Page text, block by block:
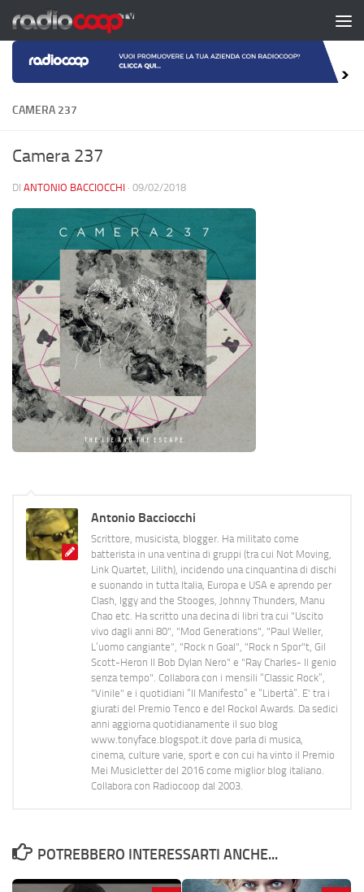
Salta al contenuto
CAMERA 237
Camera 237
DI ANTONIO BACCIOCCHI · 09/02/2018
Antonio Bacciocchi
Scrittore, musicista, blogger. Ha militato come
batterista in una ventina di gruppi (tra cui Not Moving,
Link Quartet, Lilith), incidendo una cinquantina di dischi
e suonando in tutta Italia, Europa e USA e aprendo per
Clash, Iggy and the Stooges, Johnny Thunders, Manu
Chao etc. Ha scritto una decina di libri tra cui "Uscito
vivo dagli anni 80", "Mod Generations", "Paul Weller,
L’uomo cangiante", "Rock n Goal", "Rock n Spor"t, Gil
Scott-Heron Il Bob Dylan Nero" e "Ray Charles- Il genio
senza tempo". Collabora con i mensili “Classic Rock”,
"Vinile" e i quotidiani “Il Manifesto” e “Libertà”. E' tra i
giurati del Premio Tenco e del Rockol Awards. Da sedici
anni aggiorna quotidianamente il suo blog
www.tonyface.blogspot.it dove parla di musica,
cinema, culture varie, sport e con cui ha vinto il Premio
Mei Musicletter del 2016 come miglior blog italiano.
Collabora con Radiocoop dal 2003.
POTREBBERO INTERESSARTI ANCHE...